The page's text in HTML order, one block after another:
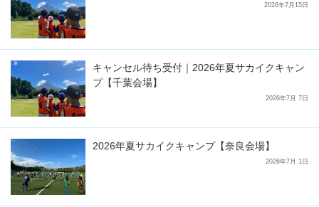
2026年7月15日
キャンセル待ち受付｜2026年夏サカイクキャン
プ【千葉会場】
2026年7月 7日
2026年夏サカイクキャンプ【奈良会場】
2026年7月 1日